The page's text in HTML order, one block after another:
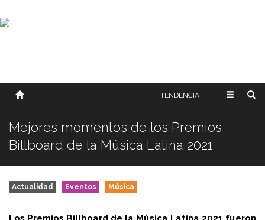
SOBRE NOSOTROS
TENDENCIA
Mejores momentos de los Premios
Billboard de la Música Latina 2021
Actualidad Eventos Música